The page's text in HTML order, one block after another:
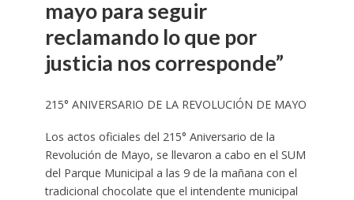
mayo para seguir
reclamando lo que por
justicia nos corresponde”
215° ANIVERSARIO DE LA REVOLUCIÓN DE MAYO
Los actos oficiales del 215° Aniversario de la
Revolución de Mayo, se llevaron a cabo en el SUM
del Parque Municipal a las 9 de la mañana con el
tradicional chocolate que el intendente municipal